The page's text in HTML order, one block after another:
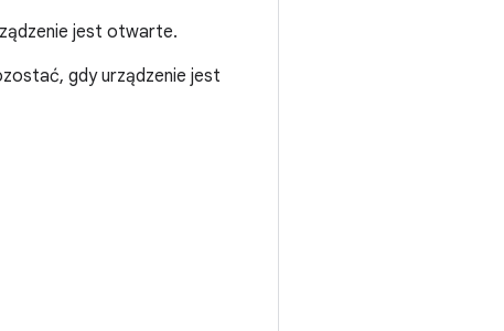
jest otwarte.
gdy urządzenie jest